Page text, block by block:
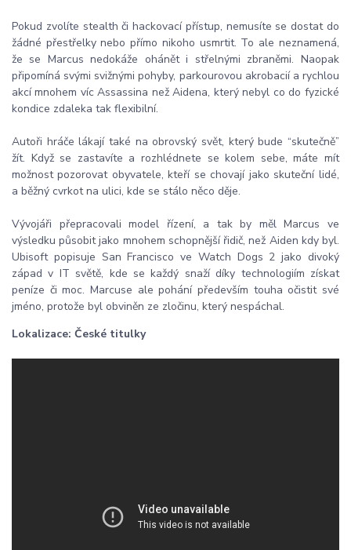
Pokud zvolíte stealth či hackovací přístup, nemusíte se dostat do
žádné přestřelky nebo přímo nikoho usmrtit. To ale neznamená,
že se Marcus nedokáže ohánět i střelnými zbraněmi. Naopak
připomíná svými svižnými pohyby, parkourovou akrobacií a rychlou
akcí mnohem víc Assassina než Aidena, který nebyl co do fyzické
kondice zdaleka tak flexibilní.
Autoři hráče lákají také na obrovský svět, který bude “skutečně”
žít. Když se zastavíte a rozhlédnete se kolem sebe, máte mít
možnost pozorovat obyvatele, kteří se chovají jako skuteční lidé,
a běžný cvrkot na ulici, kde se stálo něco děje.
Vývojáři přepracovali model řízení, a tak by měl Marcus ve
výsledku působit jako mnohem schopnější řidič, než Aiden kdy byl.
Ubisoft popisuje San Francisco ve Watch Dogs 2 jako divoký
západ v IT světě, kde se každý snaží díky technologiím získat
peníze či moc. Marcuse ale pohání především touha očistit své
jméno, protože byl obviněn ze zločinu, který nespáchal.
Lokalizace: České titulky